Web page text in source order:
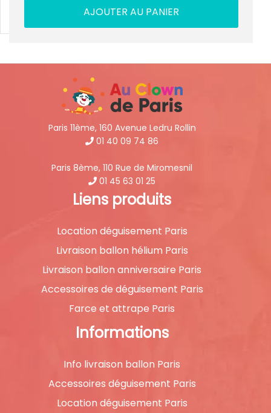
AJOUTER AU PANIER
Paris 11ème, 160 Avenue Ledru Rollin
01 40 09 74 86
Paris 8ème, 110 Rue de Miromesnil
01 45 63 01 25
Liens produits
Location déguisement Paris
Livraison ballon hélium Paris
Livraison ballon anniversaire Paris
Accessoires de déguisement Paris
Farce et attrape Paris
Informations
Info livraison ballon Paris
Accessoires déguisement Paris
Location déguisement Paris